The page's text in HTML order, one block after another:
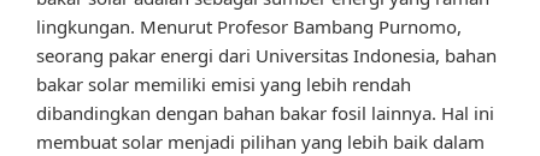
lingkungan. Menurut Profesor Bambang Purnomo,
seorang pakar energi dari Universitas Indonesia, bahan
bakar solar memiliki emisi yang lebih rendah
dibandingkan dengan bahan bakar fosil lainnya. Hal ini
membuat solar menjadi pilihan yang lebih baik dalam